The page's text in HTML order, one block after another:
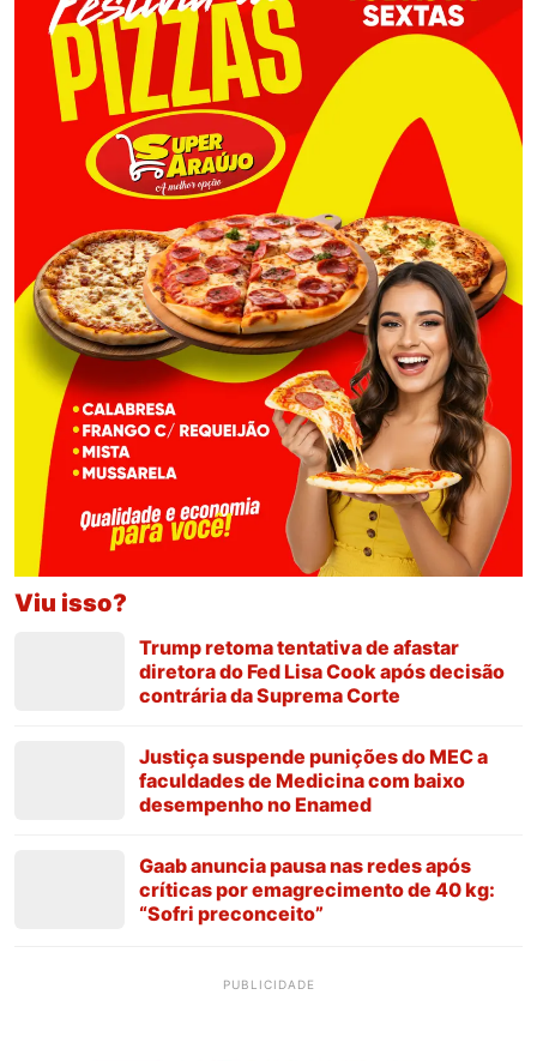
Viu isso?
Trump retoma tentativa de afastar
diretora do Fed Lisa Cook após decisão
contrária da Suprema Corte
Justiça suspende punições do MEC a
faculdades de Medicina com baixo
desempenho no Enamed
Gaab anuncia pausa nas redes após
críticas por emagrecimento de 40 kg:
“Sofri preconceito”
PUBLICIDADE